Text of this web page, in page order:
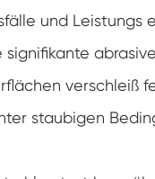
Runaway-Kammer
Temperatur-
und Leistungs
verschleiß
staubigen